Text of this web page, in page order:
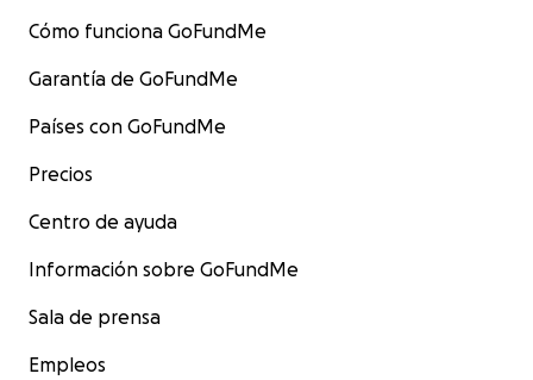
Cómo funciona GoFundMe
Garantía de GoFundMe
Países con GoFundMe
Precios
Centro de ayuda
Información sobre GoFundMe
Sala de prensa
Empleos